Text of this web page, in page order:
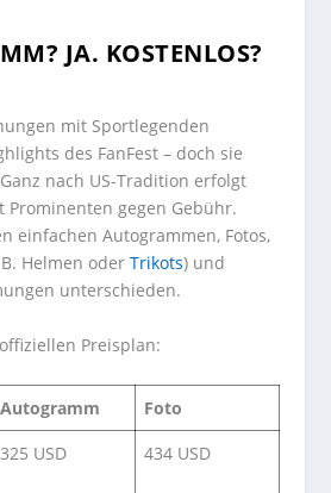
JA. KOSTENLOS?
mit Sportlegenden
des FanFest – doch sie
nach US-Tradition erfolgt
gegen Gebühr.
einfachen Autogrammen, Fotos,
Helmen oderTrikots) und
unterschieden.
Preisplan:
Autogramm
Foto
325 USD 434 USD